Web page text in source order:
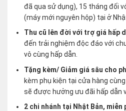
đã qua sử dụng), 15 tháng đối
(máy mới nguyên hộp) tại ở
Thu cũ lên đời với trợ giá hấp
đến trải nghiệm độc đáo với
vô cùng hấp dẫn.
Tặng kèm/ Giảm giá sâu cho
kèm phụ kiện tại cửa hàng
sẽ được hưởng ưu đãi hấp dẫn
2 chi nhánh tại Nhật Bản,